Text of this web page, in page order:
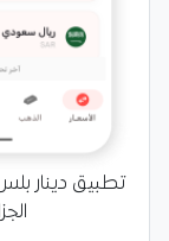
تطبيق دينار